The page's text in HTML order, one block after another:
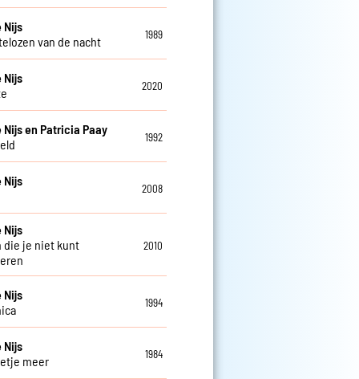
Nijs
van de nacht
1989
Nijs
2020
Nijs en Patricia Paay
1992
Nijs
2008
Nijs
die je niet kunt
2010
Nijs
1994
Nijs
meer
1984